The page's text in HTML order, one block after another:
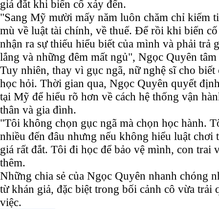
giá đắt khi biến cố xảy đến.
"Sang Mỹ mười mấy năm luôn chăm chỉ kiếm
mù về luật tài chính, về thuế. Để rồi khi biến
nhận ra sự thiếu hiểu biết của mình và phải trả
lắng và những đêm mất ngủ", Ngọc Quyên tâm
Tuy nhiên, thay vì gục ngã, nữ nghệ sĩ cho
học hỏi. Thời gian qua, Ngọc Quyên quyết
tại Mỹ để hiểu rõ hơn về cách hệ thống vận
thân và gia đình.
"Tôi không chọn gục ngã mà chọn học hành.
nhiều đến đâu nhưng nếu không hiểu luật
giá rất đắt. Tôi đi học để bảo vệ mình, con trai
thêm.
Những chia sẻ của Ngọc Quyên nhanh chóng
từ khán giả, đặc biệt trong bối cảnh cô vừa trải
việc.